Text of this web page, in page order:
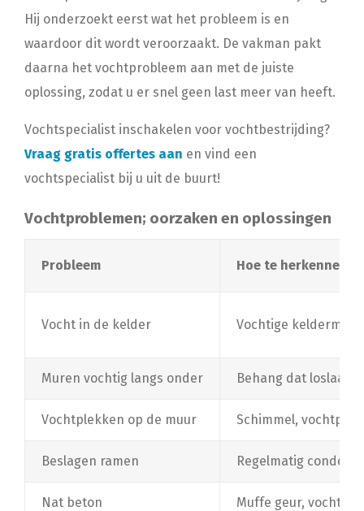
Hij onderzoekt eerst wat het probleem is en
waardoor dit wordt veroorzaakt. De vakman pakt
daarna het vochtprobleem aan met de juiste
oplossing, zodat u er snel geen last meer van heeft.
Vochtspecialist inschakelen voor vochtbestrijding?
Vraag gratis offertes aan en vind een
vochtspecialist bij u uit de buurt!
Vochtproblemen; oorzaken en oplossingen
Probleem Hoe te herkennen?
Vocht in de kelder Vochtige
Muren vochtig langs onder Behang dat loslaat,
Vochtplekken op de muur Schimmel,
Beslagen ramen Regelmatig
Nat beton Muffe geur,